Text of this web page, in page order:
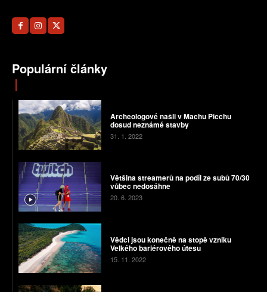
Populární články
Archeologové našli v Machu Picchu
dosud neznámé stavby
31. 1. 2022
Většina streamerů na podíl ze subů 70/30
vůbec nedosáhne
20. 6. 2023
Vědci jsou konečně na stopě vzniku
Velkého bariérového útesu
15. 11. 2022